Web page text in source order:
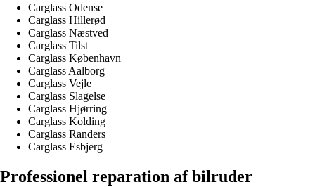
Carglass Odense
Carglass Hillerød
Carglass Næstved
Carglass Tilst
Carglass København
Carglass Aalborg
Carglass Vejle
Carglass Slagelse
Carglass Hjørring
Carglass Kolding
Carglass Randers
Carglass Esbjerg
Professionel reparation af bilruder